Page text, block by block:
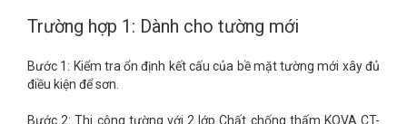
Trường hợp 1: Dành cho tường mới
Bước 1: Kiểm tra ổn định kết cấu của bề mặt tường mới xây đủ
điều kiện để sơn.
Bước 2: Thi công tường với 2 lớp Chất chống thấm KOVA CT-